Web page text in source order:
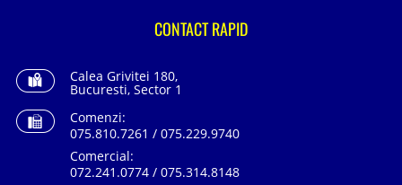
CONTACT RAPID
Calea Grivitei 180,
Bucuresti, Sector 1
Comenzi:
075.810.7261 / 075.229.9740
Comercial:
072.241.0774 / 075.314.8148